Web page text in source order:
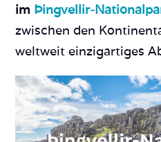
im Þingvellir-
zwischen den
weltweit einzigartiges